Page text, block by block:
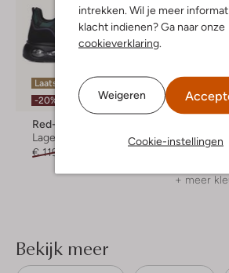
intrekken. Wil je meer
klacht indienen? Ga naar onze
cookieverklaring
Weigeren
Cookie-instellingen
Laatste maten
-20%
Red-Rag
Lage sneakers
€ 119,99
-20%
Lage
+ meer
Bekijk meer